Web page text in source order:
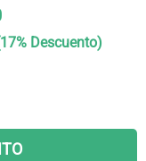
Descuento)